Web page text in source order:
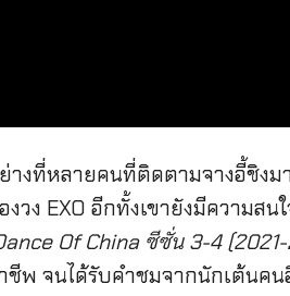
างที่หลายคนที่ติดตามจางอี้ชิง
วง EXO อีกทั้งเขายังมีความส
Of China ซีซั่น 3-4
พ จนได้รับคำชมจากนักเต้นคน